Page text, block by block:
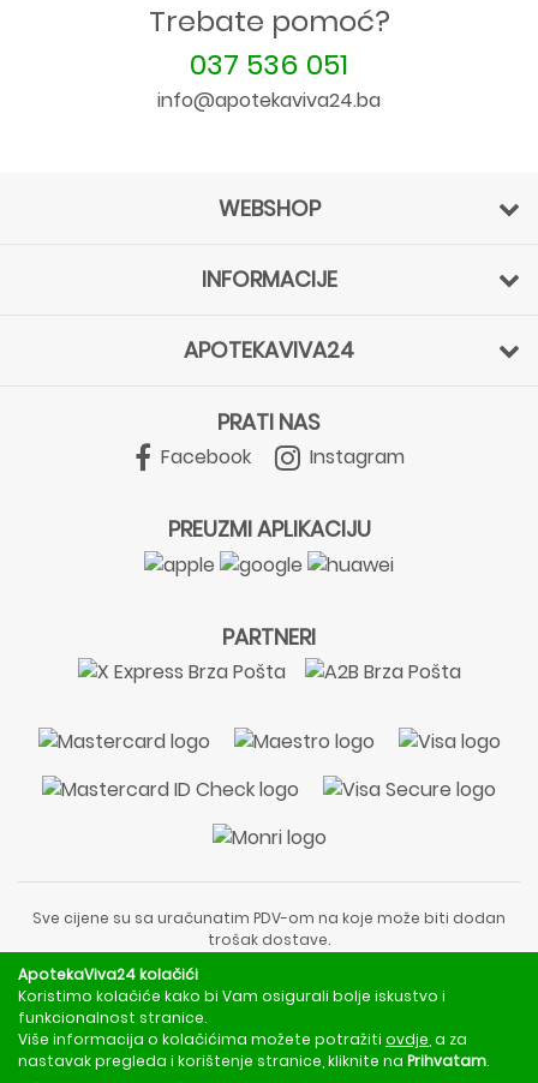
Trebate pomoć?
037 536 051
info@apotekaviva24.ba
WEBSHOP
INFORMACIJE
APOTEKAVIVA24
PRATI NAS
Facebook Instagram
PREUZMI APLIKACIJU
PARTNERI
Sve cijene su sa uračunatim PDV-om na koje može biti dodan
trošak dostave.
liječnički pregled ili savjet farmaceuta.
Za obavijesti o mjerama opreza, rizicima i nuspojavama
obratite se svom liječniku ili farmaceutu.
Copyright © 2020 - 2026 | ApotekaViva24 | Sva prava zadržava
ApotekaViva24 kolačići
Koristimo kolačiće kako bi Vam osigurali bolje iskustvo i
funkcionalnost stranice.
Više informacija o kolačićima možete potražiti ovdje , a za
nastavak pregleda i korištenje stranice, kliknite na Prihvatam.